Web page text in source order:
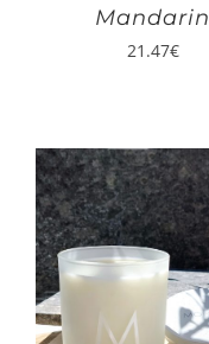
Mandarin
21.47€